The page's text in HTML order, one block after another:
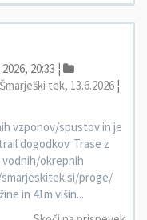
20:33 ¦
Šmarješki tek, 13.6.2026 ¦
vzponov/spustov in je
dogodkov. Trase z
okrepnih
proge/
in 41m višin...